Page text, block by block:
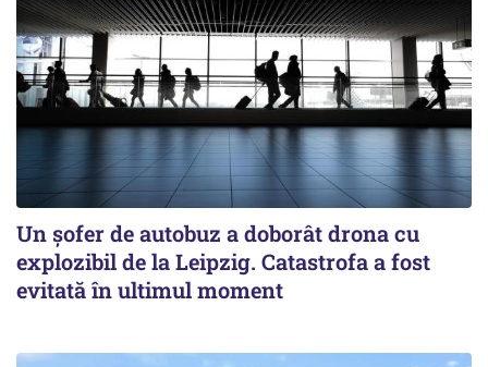
Un șofer de autobuz a doborât drona cu
explozibil de la Leipzig. Catastrofa a fost
evitată în ultimul moment